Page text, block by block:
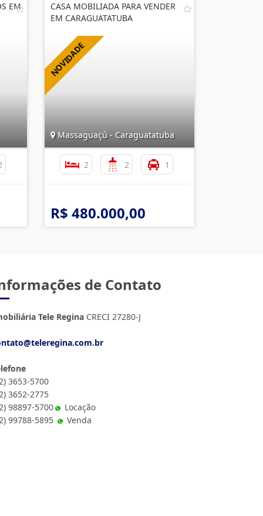
EM
CASA MOBILIADA PARA VENDER
EM CARAGUATATUBA
Massaguaçú - Caraguatatuba
2 2 1
R$ 480.000,00
de Contato
Tele Regina CRECI 27280-J
3653-5700
3652-2775
98897-5700
Locação
99788-5895
Venda